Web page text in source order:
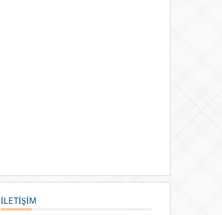
İLETİŞİM